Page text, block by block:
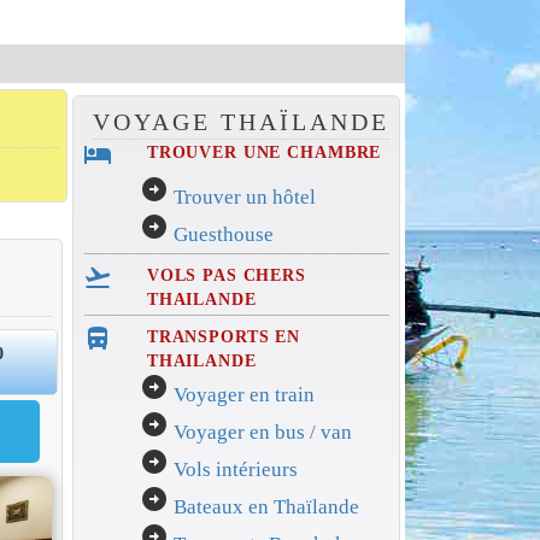
VOYAGE THAÏLANDE
hotel TROUVER UNE CHAMBRE
arrow_circle_right Trouver un hôtel
arrow_circle_right Guesthouse
flight_takeoff
VOLS PAS CHERS
THAILANDE
directions_bus_filled
TRANSPORTS EN
THAILANDE
arrow_circle_right Voyager en train
arrow_circle_right Voyager en bus / van
arrow_circle_right Vols intérieurs
arrow_circle_right Bateaux en Thaïlande